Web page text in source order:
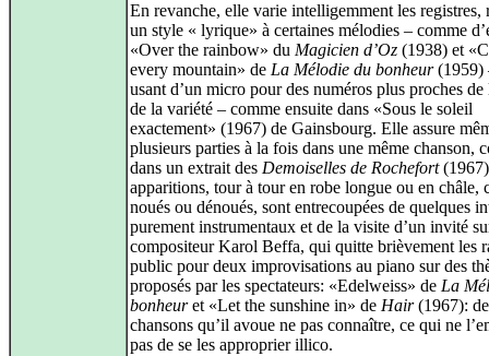
En revanche, elle varie intelligemment les registres,
un style « lyrique» à certaines mélodies – comme
«Over the rainbow» du Magicien d’Oz (1938) et
every mountain» de La Mélodie du bonheur(1959)
usant d’un micro pour des numéros plus proches de
de la variété – comme ensuite dans «Sous le soleil
exactement» (1967) de Gainsbourg. Elle assure
plusieurs parties à la fois dans une même chanson,
dans un extrait des Demoiselles de Rochefort
apparitions, tour à tour en robe longue ou en châle,
noués ou dénoués, sont entrecoupées de quelques
purement instrumentaux et de la visite d’un invité
compositeur Karol Beffa, qui quitte brièvement les
public pour deux improvisations au piano sur des
proposés par les spectateurs: «Edelweiss» de La
bonheuret «Let the sunshine in» de Hair(1967):
chansons qu’il avoue ne pas connaître, ce qui ne
pas de se les approprier illico.